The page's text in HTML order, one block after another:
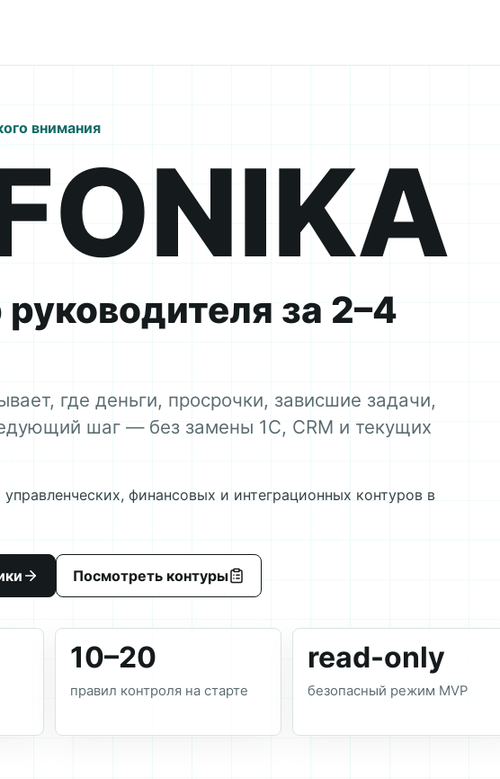
внимания
за 2–4
где деньги, просрочки, зависшие задачи,
шаг — без замены 1С, CRM и текущих
финансовых и интеграционных контуров в
Посмотреть контуры
10–20
правил контроля на старте
read-only
безопасный режим MVP